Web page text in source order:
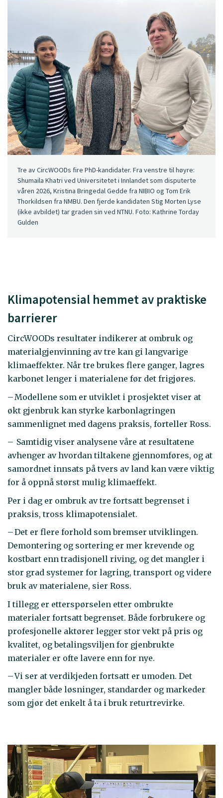
Tre av CircWOODs fire PhD-kandidater. Fra venstre til høyre:
Shumaila Khatri ved Universitetet i Innlandet som disputerte
våren 2026, Kristina Bringedal Gedde fra NIBIO og Tom Erik
Thorkildsen fra NMBU. Den fjerde kandidaten Stig Morten Lyse
(ikke avbildet) tar graden sin ved NTNU. Foto: Kathrine Torday
Gulden
Klimapotensial hemmet av praktiske
barrierer
CircWOODs resultater indikerer at ombruk og
materialgjenvinning av tre kan gi langvarige
klimaeffekter. Når tre brukes flere ganger, lagres
karbonet lenger i materialene før det frigjøres.
– Modellene som er utviklet i prosjektet viser at
økt gjenbruk kan styrke karbonlagringen
sammenlignet med dagens praksis, forteller Ross.
– Samtidig viser analysene våre at resultatene
avhenger av hvordan tiltakene gjennomføres, og at
samordnet innsats på tvers av land kan være viktig
for å oppnå størst mulig klimaeffekt.
Per i dag er ombruk av tre fortsatt begrenset i
praksis, tross klimapotensialet.
– Det er flere forhold som bremser utviklingen.
Demontering og sortering er mer krevende og
kostbart enn tradisjonell riving, og det mangler i
stor grad systemer for lagring, transport og videre
bruk av materialene, sier Ross.
I tillegg er etterspørselen etter ombrukte
materialer fortsatt begrenset. Både forbrukere og
profesjonelle aktører legger stor vekt på pris og
kvalitet, og betalingsviljen for gjenbrukte
materialer er ofte lavere enn for nye.
– Vi ser at verdikjeden fortsatt er umoden. Det
mangler både løsninger, standarder og markeder
som gjør det enkelt å ta i bruk returtrevirke.